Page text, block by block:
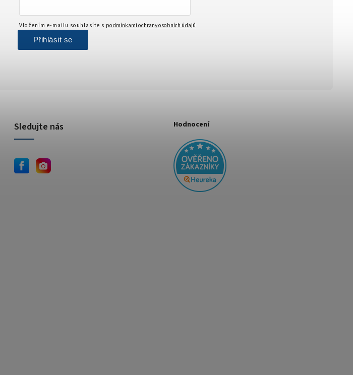
Vložením e-mailu souhlasíte s podmínkami ochrany osobních údajů
Přihlásit se
Sledujte nás Hodnocení